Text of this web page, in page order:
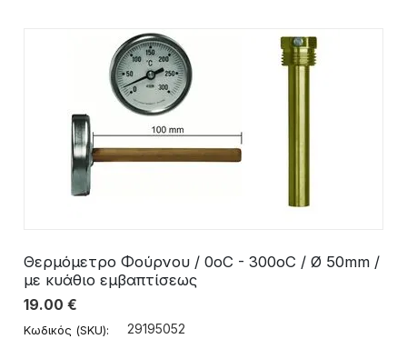
Θερμόμετρο Φούρνου / 0οC - 300οC / Ø 50mm /
με κυάθιο εμβαπτίσεως
19.00 €
Κωδικός (SKU): 29195052